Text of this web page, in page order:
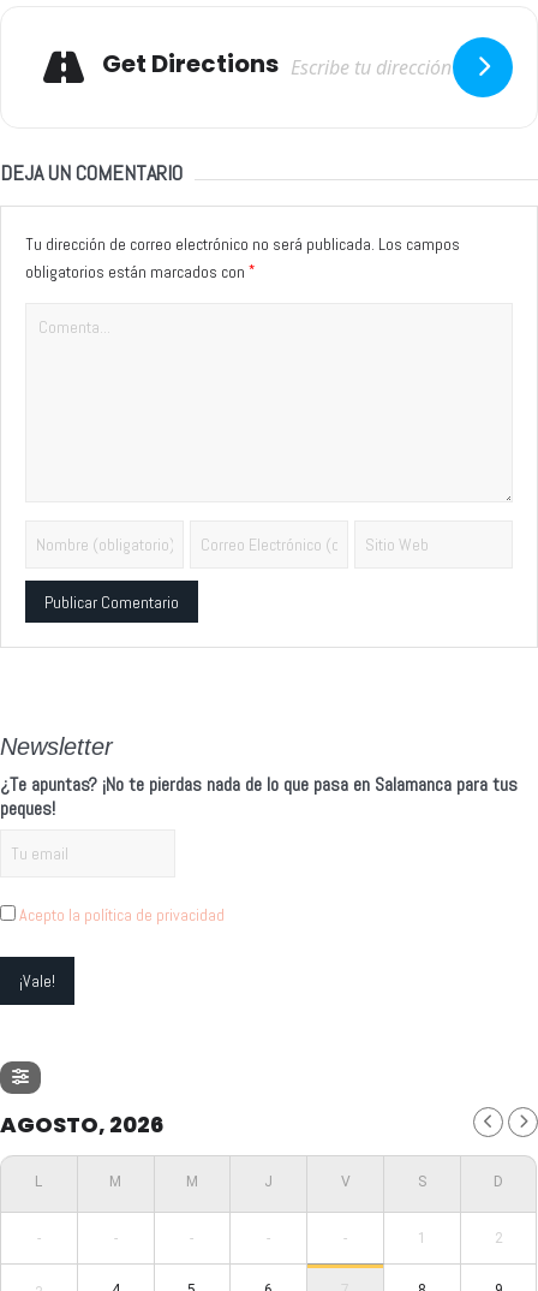
Get Directions
DEJA UN COMENTARIO
Tu dirección de correo electrónico no será publicada. Los campos
obligatorios están marcados con *
Newsletter
¿Te apuntas? ¡No te pierdas nada de lo que pasa en Salamanca para tus
peques!
Acepto la política de privacidad
AGOSTO, 2026
- - - - - 1 2